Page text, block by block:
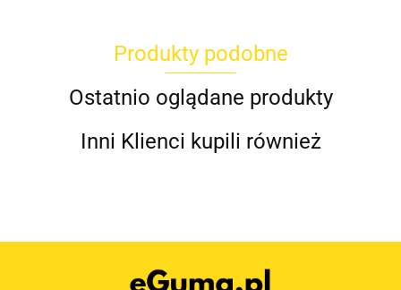
Produkty podobne
Ostatnio oglądane produkty
Inni Klienci kupili również